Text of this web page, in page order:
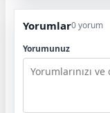
Yorumlar0 yorum
Yorumunuz